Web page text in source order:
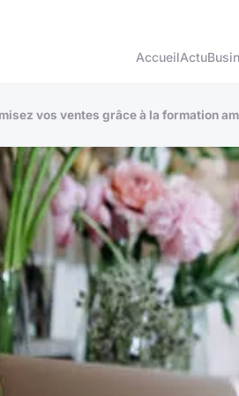
AccueilActu
vos ventes grâce à la formation